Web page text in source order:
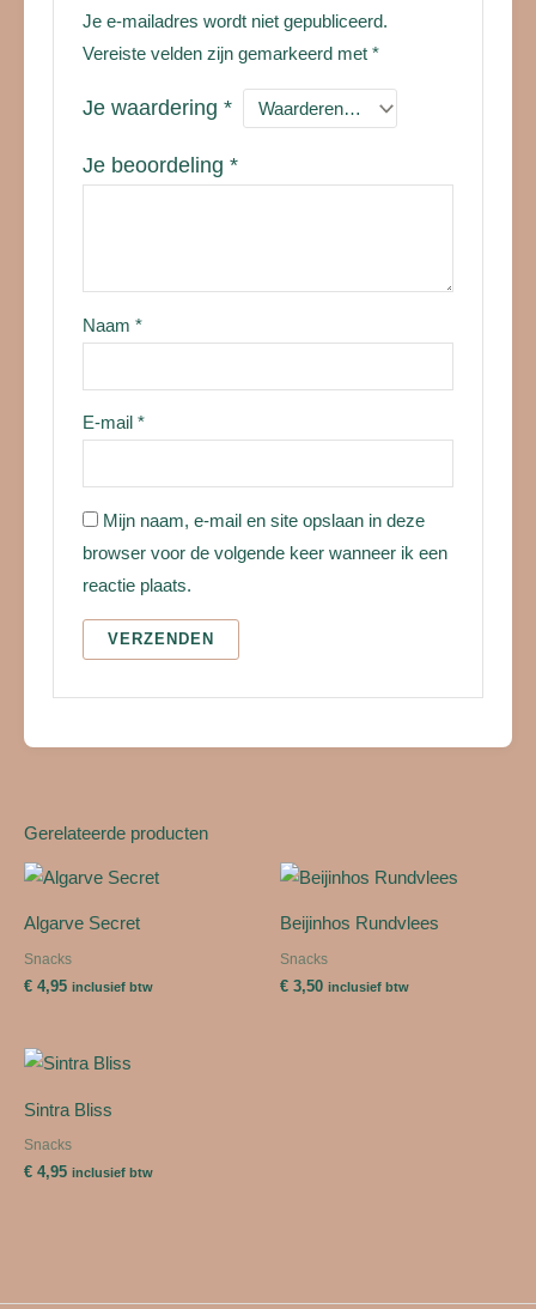
Je e-mailadres wordt niet gepubliceerd.
Vereiste velden zijn gemarkeerd met*
Je waardering*
Je beoordeling*
Naam*
E-mail*
Mijn naam, e-mail en site opslaan in deze
browser voor de volgende keer wanneer ik een
reactie plaats.
Gerelateerde producten
Algarve Secret
Snacks
€ 4,95 inclusief btw
Beijinhos Rundvlees
Snacks
€ 3,50 inclusief btw
Sintra Bliss
Snacks
€ 4,95 inclusief btw